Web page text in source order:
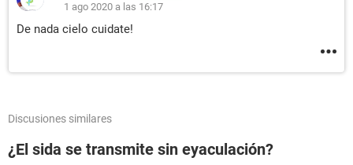
1 ago 2020 a las 16:17
De nada cielo cuidate!
Discusiones similares
¿El sida se transmite sin eyaculación?